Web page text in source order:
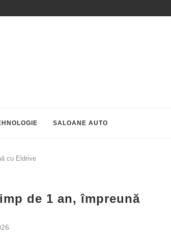
SALOANE AUTO
cu Eldrive
de 1 an, împreună